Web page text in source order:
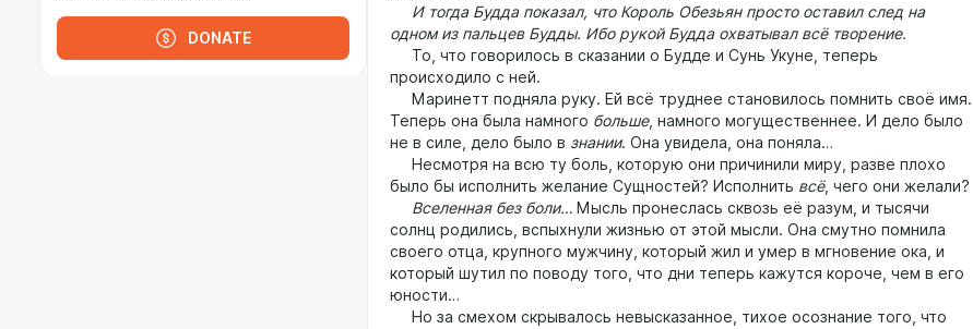
DONATE
И тогда Будда показал, что Король Обезьян просто оставил след на
одном из пальцев Будды. Ибо рукой Будда охватывал всё творение.
То, что говорилось в сказании о Будде и Сунь Укуне, теперь
происходило с ней.
Маринетт подняла руку. Ей всё труднее становилось помнить своё имя.
Теперь она была намного больше, намного могущественнее. И дело было
не в силе, дело было в знании. Она увидела, она поняла…
Несмотря на всю ту боль, которую они причинили миру, разве плохо
было бы исполнить желание Сущностей? Исполнить всё, чего они желали?
Вселенная без боли… Мысль пронеслась сквозь её разум, и тысячи
солнц родились, вспыхнули жизнью от этой мысли. Она смутно помнила
своего отца, крупного мужчину, который жил и умер в мгновение ока, и
который шутил по поводу того, что дни теперь кажутся короче, чем в его
юности…
Но за смехом скрывалось невысказанное, тихое осознание того, что